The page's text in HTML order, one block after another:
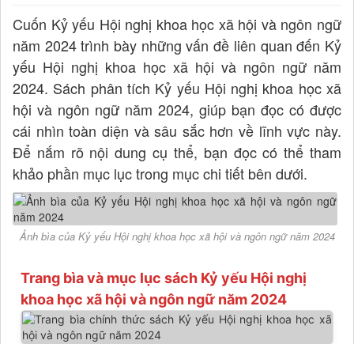
Cuốn Kỷ yếu Hội nghị khoa học xã hội và ngôn ngữ
năm 2024 trình bày những vấn đề liên quan đến Kỷ
yếu Hội nghị khoa học xã hội và ngôn ngữ năm
2024. Sách phân tích Kỷ yếu Hội nghị khoa học xã
hội và ngôn ngữ năm 2024, giúp bạn đọc có được
cái nhìn toàn diện và sâu sắc hơn về lĩnh vực này.
Để nắm rõ nội dung cụ thể, bạn đọc có thể tham
khảo phần mục lục trong mục chi tiết bên dưới.
Ảnh bìa của Kỷ yếu Hội nghị khoa học xã hội và ngôn ngữ năm 2024
Trang bìa và mục lục sách Kỷ yếu Hội nghị
khoa học xã hội và ngôn ngữ năm 2024